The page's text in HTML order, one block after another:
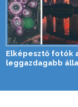
Elképesztő fotók
leggazdagabb